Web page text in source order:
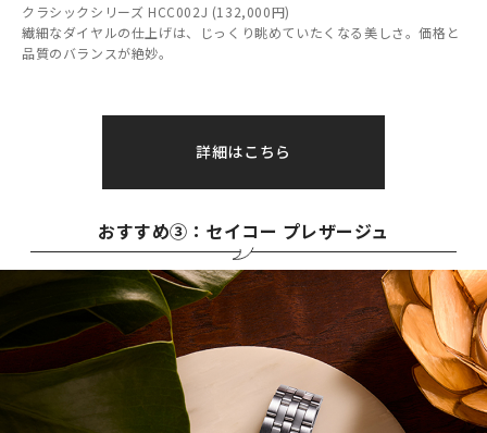
クラシックシリーズ HCC002J (132,000円)
繊細なダイヤルの仕上げは、じっくり眺めていたくなる美しさ。価格と
品質のバランスが絶妙。
詳細はこちら
おすすめ③：セイコー プレザージュ